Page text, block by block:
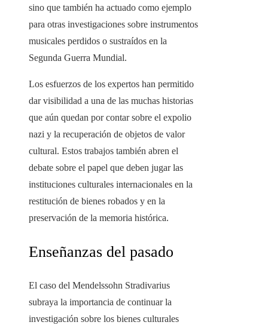
sino que también ha actuado como ejemplo
para otras investigaciones sobre instrumentos
musicales perdidos o sustraídos en la
Segunda Guerra Mundial.
Los esfuerzos de los expertos han permitido
dar visibilidad a una de las muchas historias
que aún quedan por contar sobre el expolio
nazi y la recuperación de objetos de valor
cultural. Estos trabajos también abren el
debate sobre el papel que deben jugar las
instituciones culturales internacionales en la
restitución de bienes robados y en la
preservación de la memoria histórica.
Enseñanzas del pasado
El caso del Mendelssohn Stradivarius
subraya la importancia de continuar la
investigación sobre los bienes culturales